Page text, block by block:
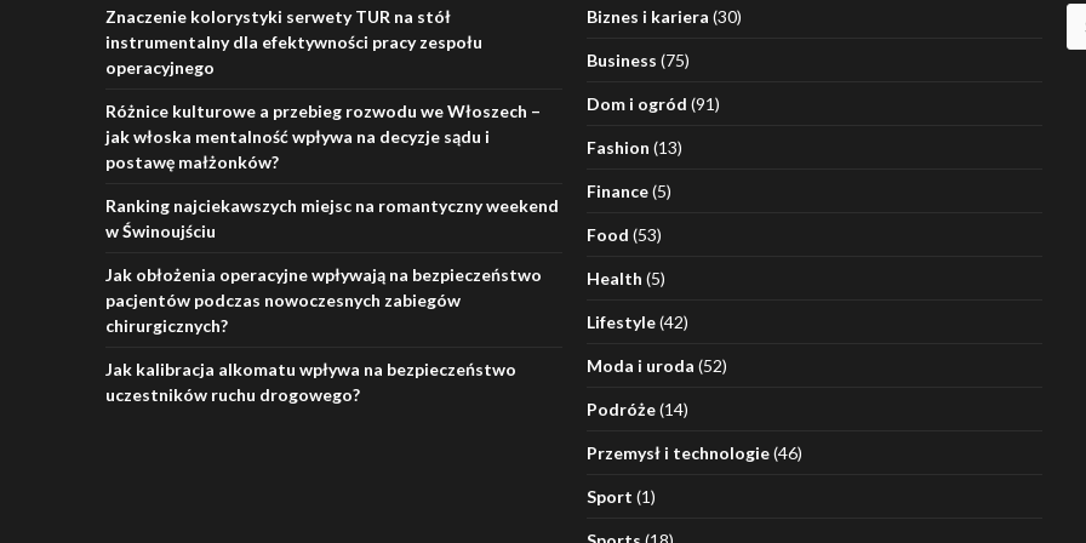
Znaczenie kolorystyki serwety TUR na stół
instrumentalny dla efektywności pracy zespołu
operacyjnego
Różnice kulturowe a przebieg rozwodu we Włoszech –
jak włoska mentalność wpływa na decyzje sądu i
postawę małżonków?
Ranking najciekawszych miejsc na romantyczny weekend
w Świnoujściu
Jak obłożenia operacyjne wpływają na bezpieczeństwo
pacjentów podczas nowoczesnych zabiegów
chirurgicznych?
Jak kalibracja alkomatu wpływa na bezpieczeństwo
uczestników ruchu drogowego?
Biznes i kariera (30)
Business (75)
Dom i ogród (91)
Fashion (13)
Finance(5)
Food (53)
Health (5)
Lifestyle(42)
Moda i uroda (52)
Podróże(14)
Przemysł i technologie(46)
Sport (1)